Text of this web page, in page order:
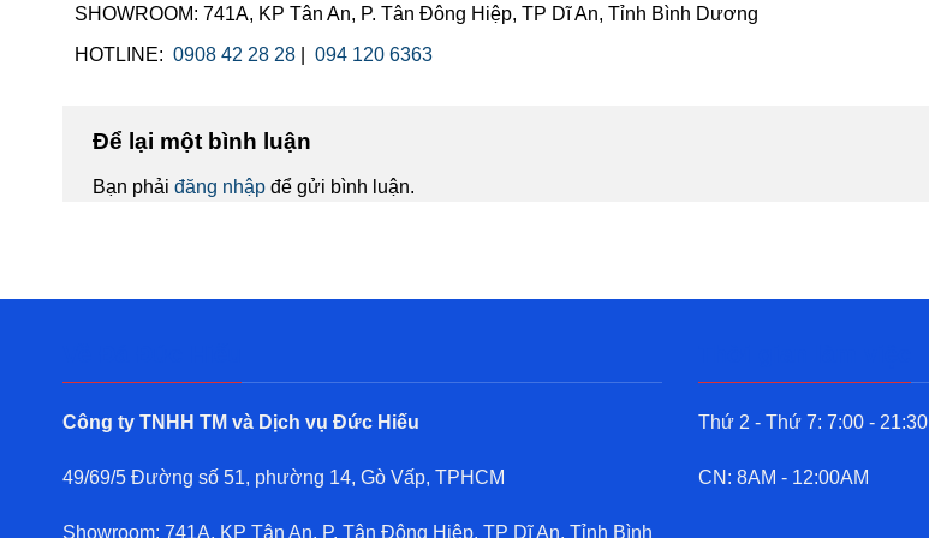
SHOWROOM: 741A, KP Tân An, P. Tân Đông Hiệp, TP Dĩ An, Tỉnh Bình Dương
HOTLINE: 0908 42 28 28 094 120 6363
Để lại một bình luận
Bạn phải đăng nhập để gửi bình luận.
Công ty TNHH TM và Dịch vụ Đức Hiếu
49/69/5 Đường số 51, phường 14, Gò Vấp, TPHCM
Showroom: 741A, KP Tân An, P. Tân Đông Hiệp, TP Dĩ An, Tỉnh Bình
Thứ 2 - Thứ 7: 7:00 - 21:30
CN: 8AM - 12:00AM